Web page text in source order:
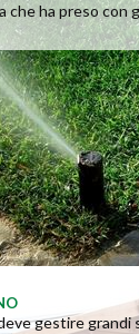
che ha preso con
gestire grandi